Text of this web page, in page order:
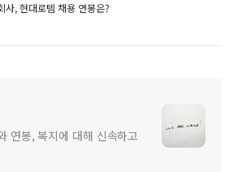
사, 현대로템 채용 연봉은?
연봉, 복지에 대해 신속하고